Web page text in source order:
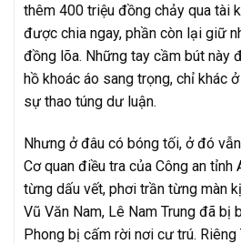
thêm 400 triệu đồng chảy qua tài
được chia ngay, phần còn lại giữ
đồng lõa. Những tay cầm bút này
hồ khoác áo sang trọng, chỉ khác
sự thao túng dư luận.
Nhưng ở đâu có bóng tối, ở đó
Cơ quan điều tra của Công an tỉnh
từng dấu vết, phơi trần từng màn
Vũ Văn Nam, Lê Nam Trung đã bị
Phong bị cấm rời nơi cư trú.